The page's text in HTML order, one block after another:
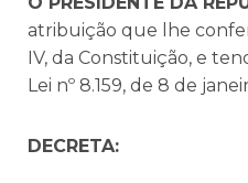
atribuição que lhe
IV, da Constituição, e
Lei nº 8.159, de 8 de
DECRETA: